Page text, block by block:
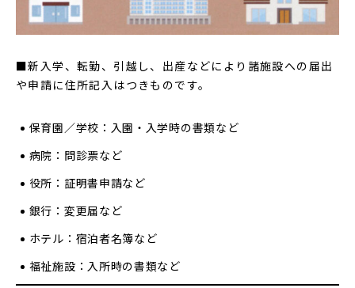
■新入学、転勤、引越し、出産などにより諸施設への届出
や申請に住所記入はつきものです。
保育園／学校：入園・入学時の書類など
病院：問診票など
役所：証明書申請など
銀行：変更届など
ホテル：宿泊者名簿など
福祉施設：入所時の書類など